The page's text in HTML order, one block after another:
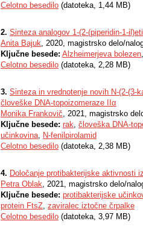
Celotno besedilo (datoteka, 1,44 MB)
2. Sinteza analogov 1-(2-(piperidin-1-
Anita Bajuk, 2020, magistrsko delo/
Ključne besede: Alzheimerjeva bolezen
Celotno besedilo (datoteka, 2,28 MB)
3. Sinteza in vrednotenje novih N-(2-(3-
človeške DNA-topoizomeraze IIα
Monika Frankovič, 2021, magistrsko
Ključne besede: rak, človeška DNA-
učinkovina, N-fenilpirolamid
Celotno besedilo (datoteka, 2,38 MB)
4. Določanje protibakterijske aktivnosti
Petra Oblak, 2021, magistrsko delo/
Ključne besede: protibakterijske
protein FtsZ, zaviralec iztočne črpalke
Celotno besedilo (datoteka, 3,97 MB)